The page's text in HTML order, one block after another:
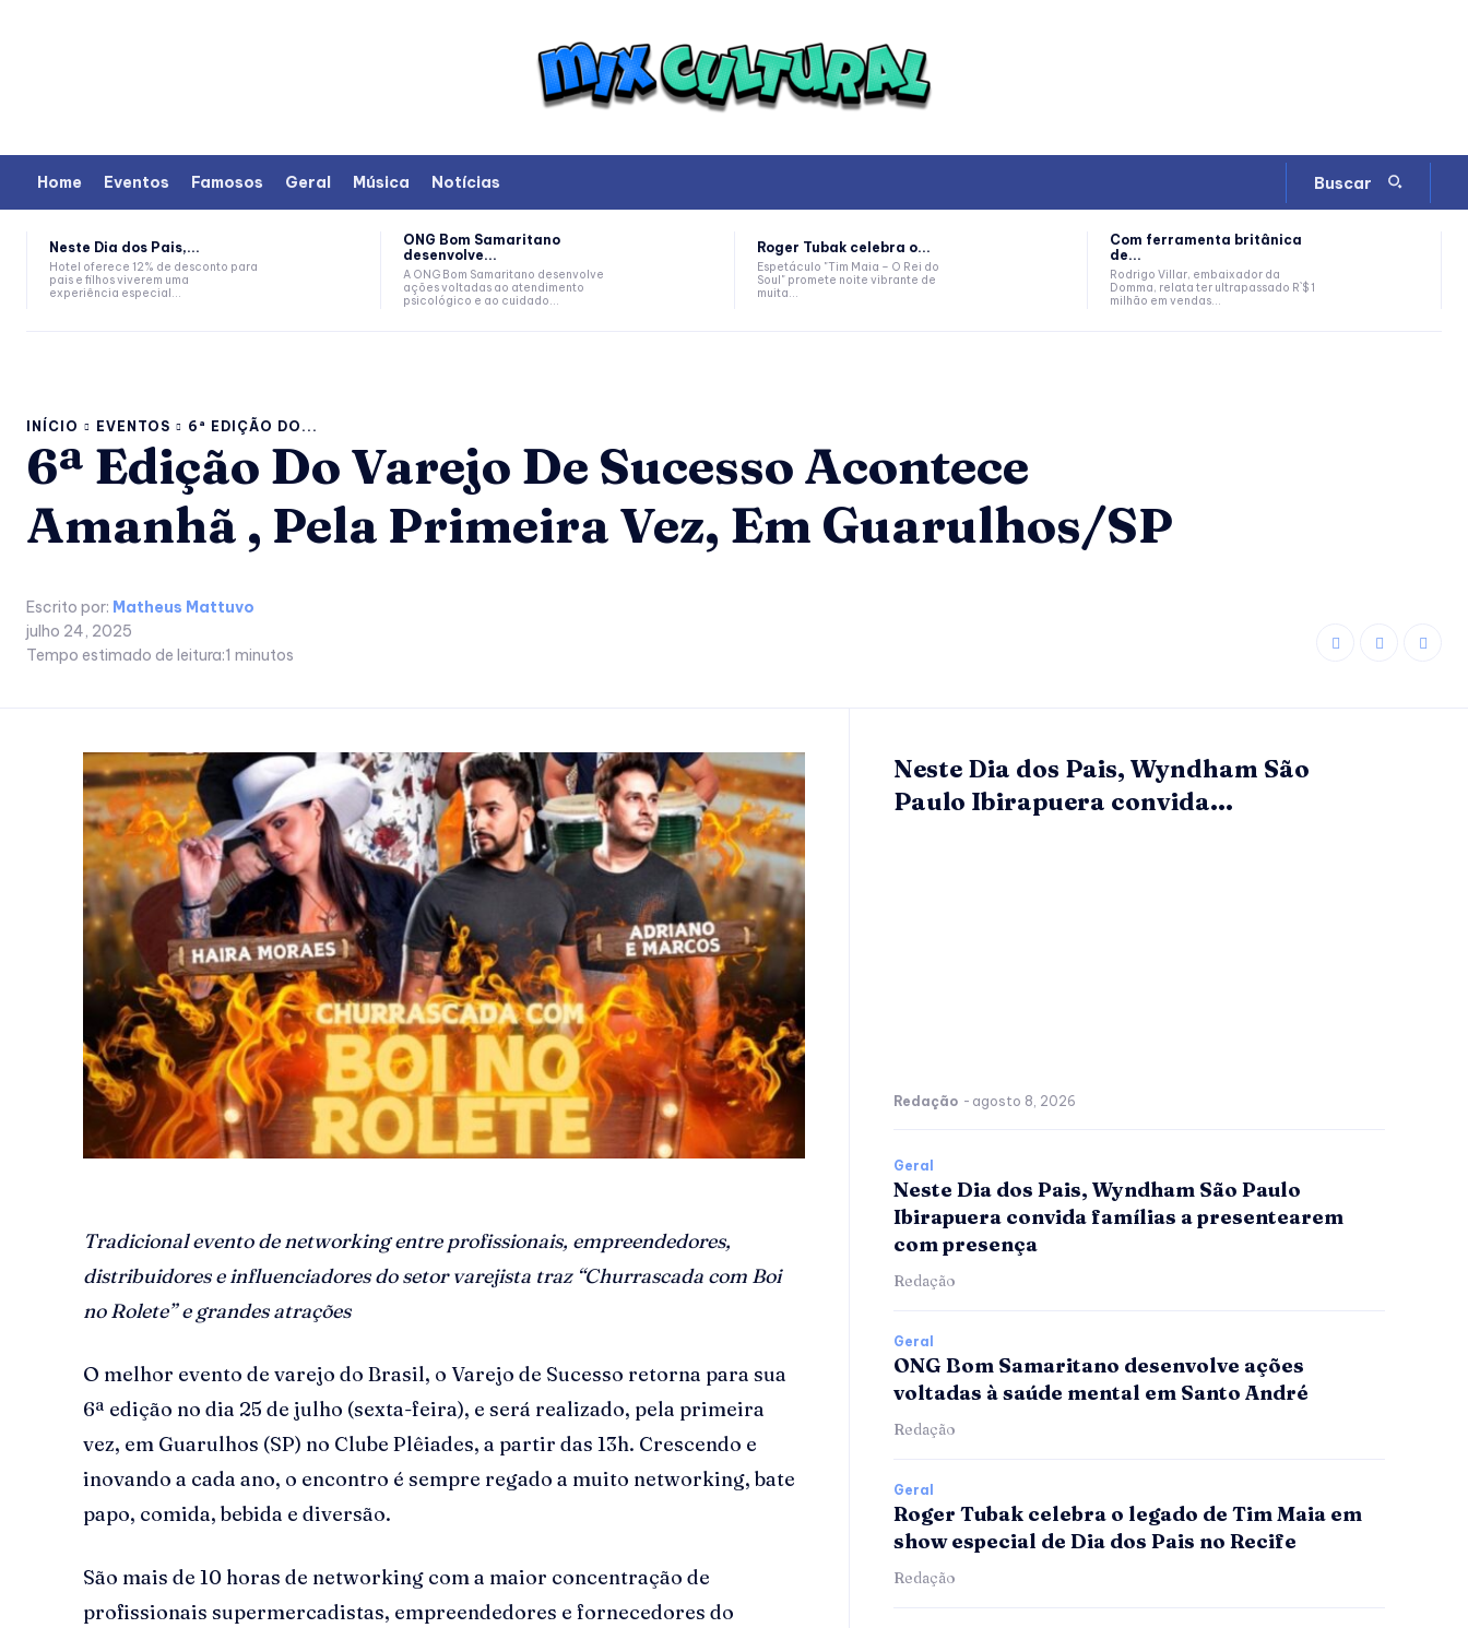
Home Eventos Famosos Geral Música Notícias Buscar
Neste Dia dos Pais,...
Hotel oferece 12% de desconto para
pais e filhos viverem uma
experiência especial...
ONG Bom Samaritano
desenvolve...
A ONG Bom Samaritano desenvolve
ações voltadas ao atendimento
psicológico e ao cuidado...
Roger Tubak celebra o...
Espetáculo "Tim Maia – O Rei do
Soul" promete noite vibrante de
muita...
Com ferramenta britânica
de...
Rodrigo Villar, embaixador da
Domma, relata ter ultrapassado R`$ 1
milhão em vendas...
INÍCIO EVENTOS 6ª EDIÇÃO DO...
6ª Edição Do Varejo De Sucesso Acontece
Amanhã , Pela Primeira Vez, Em Guarulhos/SP
Escrito por: Matheus Mattuvo
julho 24, 2025
Tempo estimado de leitura:1 minutos
Tradicional evento de networking entre profissionais, empreendedores,
distribuidores e influenciadores do setor varejista traz “Churrascada com Boi
no Rolete” e grandes atrações
O melhor evento de varejo do Brasil, o Varejo de Sucesso retorna para sua
6ª edição no dia 25 de julho (sexta-feira), e será realizado, pela primeira
vez, em Guarulhos (SP) no Clube Plêiades, a partir das 13h. Crescendo e
inovando a cada ano, o encontro é sempre regado a muito networking, bate
papo, comida, bebida e diversão.
São mais de 10 horas de networking com a maior concentração de
profissionais supermercadistas, empreendedores e fornecedores do
Neste Dia dos Pais, Wyndham São
Paulo Ibirapuera convida...
Redação - agosto 8, 2026
Geral
Neste Dia dos Pais, Wyndham São Paulo
Ibirapuera convida famílias a presentearem
com presença
Redação
Geral
ONG Bom Samaritano desenvolve ações
voltadas à saúde mental em Santo André
Redação
Geral
Roger Tubak celebra o legado de Tim Maia em
show especial de Dia dos Pais no Recife
Redação